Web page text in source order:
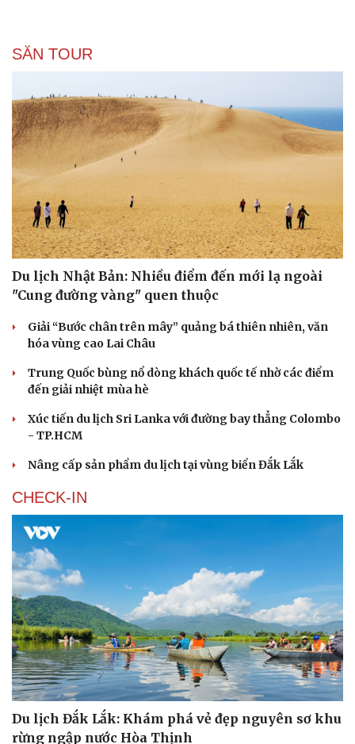
Văn hóa
Sân khấu - Điện ảnh
Văn học
Âm nhạc
Di sản
Giải trí
Nghệ sĩ
Thời trang
Sao Việt
SĂN TOUR
Du lịch Nhật Bản: Nhiều điểm đến mới lạ ngoài
"Cung đường vàng" quen thuộc
Giải “Bước chân trên mây” quảng bá thiên nhiên, văn
hóa vùng cao Lai Châu
Trung Quốc bùng nổ dòng khách quốc tế nhờ các điểm
đến giải nhiệt mùa hè
Xúc tiến du lịch Sri Lanka với đường bay thẳng Colombo
- TP.HCM
Nâng cấp sản phẩm du lịch tại vùng biển Đắk Lắk
CHECK-IN
Du lịch Đắk Lắk: Khám phá vẻ đẹp nguyên sơ khu
rừng ngập nước Hòa Thịnh